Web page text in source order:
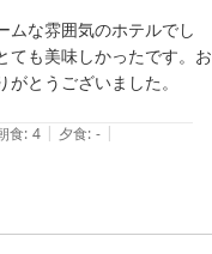
ムな雰囲気のホテルでし
ても美味しかったです。お
とうございました。
食: 4 | 夕食: - |